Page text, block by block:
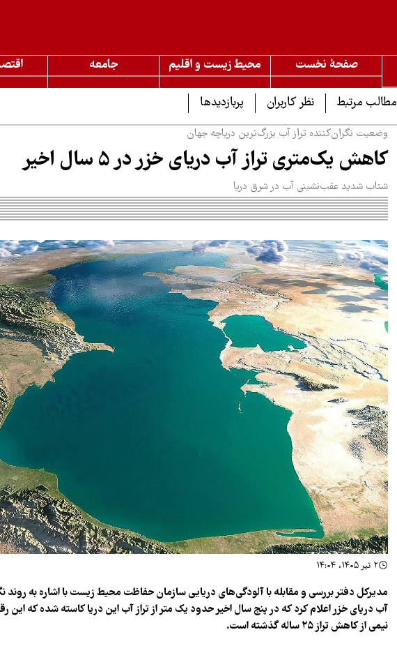
صفحۀ نخست محیط زیست و اقلیم جامعه
مطالب مرتبط نظر کاربران پربازدیدها
وضعیت نگران‌کننده تراز آب بزرگ‌ترین دریاچه جهان
کاهش یک‌متری تراز آب دریای خزر در ۵ سال اخیر
شتاب شدید عقب‌نشینی آب در شرق دریا
۲ تیر ۱۴۰۵، ۱۴:۰۴
مدیرکل دفتر بررسی و مقابله با آلودگی‌های دریایی سازمان حفاظت محیط زیست با اشاره به روند
آب دریای خزر اعلام کرد که در پنج سال اخیر حدود یک متر از تراز آب این دریا کاسته شده که این
نیمی از کاهش تراز ۲۵ ساله گذشته است.